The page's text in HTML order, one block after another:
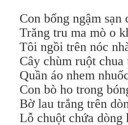
Con bống ngậm
Trăng tru ma mò o
Tôi ngồi trên nóc
Cây chùm ruột chua
Quần áo nhem
Con bò ho trong
Bờ lau trắng trên
Lỗ chuột chứa dòng